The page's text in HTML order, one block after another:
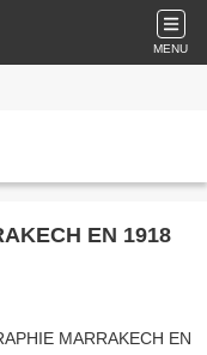
MENU
EN 1918